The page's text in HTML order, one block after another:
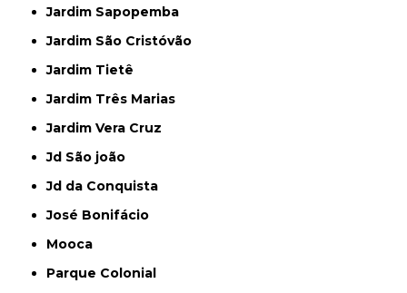
Jardim Sapopemba
Jardim São Cristóvão
Jardim Tietê
Jardim Três Marias
Jardim Vera Cruz
Jd São joão
Jd da Conquista
José Bonifácio
Mooca
Parque Colonial